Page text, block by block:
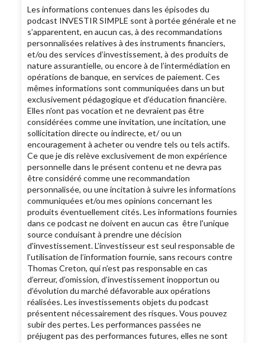
Les informations contenues dans les épisodes du
podcast INVESTIR SIMPLE sont à portée générale et ne
s’apparentent, en aucun cas, à des recommandations
personnalisées relatives à des instruments financiers,
et/ou des services d’investissement, à des produits de
nature assurantielle, ou encore à de l’intermédiation en
opérations de banque, en services de paiement. Ces
mêmes informations sont communiquées dans un but
exclusivement pédagogique et d’éducation financière.
Elles n'ont pas vocation et ne devraient pas être
considérées comme une invitation, une incitation, une
sollicitation directe ou indirecte, et/ ou un
encouragement à acheter ou vendre tels ou tels actifs.
Ce que je dis relève exclusivement de mon expérience
personnelle dans le présent contenu et ne devra pas
être considéré comme une recommandation
personnalisée, ou une incitation à suivre les informations
communiquées et/ou mes opinions concernant les
produits éventuellement cités. Les informations fournies
dans ce podcast ne doivent en aucun cas être l'unique
source conduisant à prendre une décision
d'investissement. L’investisseur est seul responsable de
l’utilisation de l’information fournie, sans recours contre
Thomas Creton, qui n’est pas responsable en cas
d’erreur, d’omission, d’investissement inopportun ou
d’évolution du marché défavorable aux opérations
réalisées. Les investissements objets du podcast
présentent nécessairement des risques. Vous pouvez
subir des pertes. Les performances passées ne
préjugent pas des performances futures, elles ne sont